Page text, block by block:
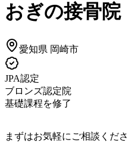
おぎの接骨院
愛知県 岡崎市
JPA認定
ブロンズ認定院
基礎課程を修了
まずはお気軽にご相談くだ